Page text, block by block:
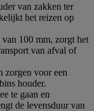
van zakken ter
het reizen op
100 mm, zorgt het
van afval of
zorgen voor een
houder.
te gaan en
de levensduur van